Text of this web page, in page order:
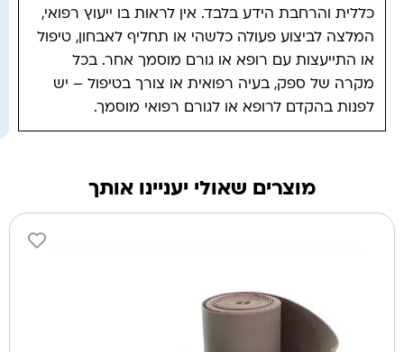
כללית והרחבת הידע בלבד. אין לראות בו ייעוץ רפואי,
המלצה לביצוע פעולה כלשהי או תחליף לאבחון, טיפול
או התייעצות עם רופא או גורם מוסמך אחר. בכל
מקרה של ספק, בעיה רפואית או צורך בטיפול – יש
לפנות בהקדם לרופא או לגורם רפואי מוסמך.
מוצרים שאולי יעניינו אותך